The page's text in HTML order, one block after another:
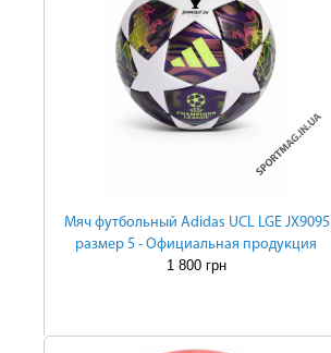
Мяч футбольный Adidas UCL LGE JX9095
размер 5 - Официальная продукция
1 800 грн